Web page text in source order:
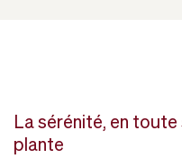
La sérénité, en
plante